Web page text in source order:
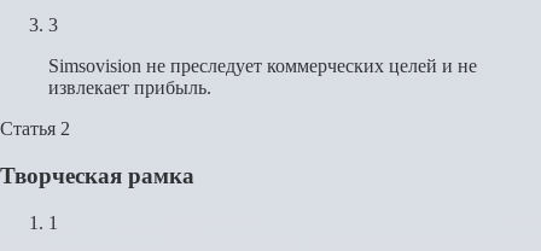
3
Simsovision не преследует коммерческих целей и не
извлекает прибыль.
Статья 2
Творческая рамка
1